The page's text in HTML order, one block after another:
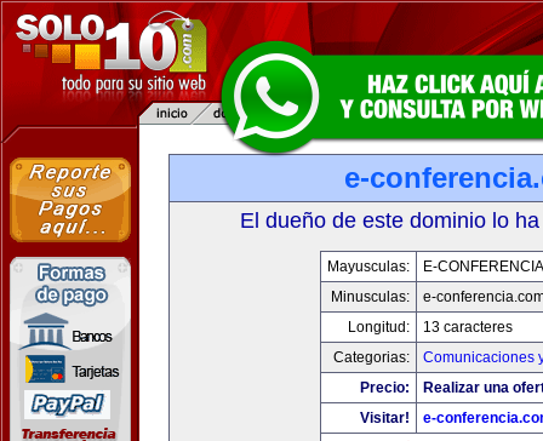
e-
El dueño de este dominio lo
Mayusculas:
E-
Minusculas:
e-
Longitud:
13 caracteres
Categorias:
Comunicaciones
Precio:
Realizar una
Visitar!
e-